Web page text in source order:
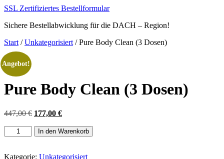
Zum
springen
SSL Zertifiziertes Bestellformular
Sichere Bestellabwicklung für die DACH – Region!
Start /Unkategorisiert / Pure Body Clean (3 Dosen)
Angebot!
Pure Body Clean (3 Dosen)
447,00€ Ursprünglicher
war:
177,00 €Aktueller
ist:
Pure
Body
(3
In den Warenkorb
Kategorie: Unkategorisiert